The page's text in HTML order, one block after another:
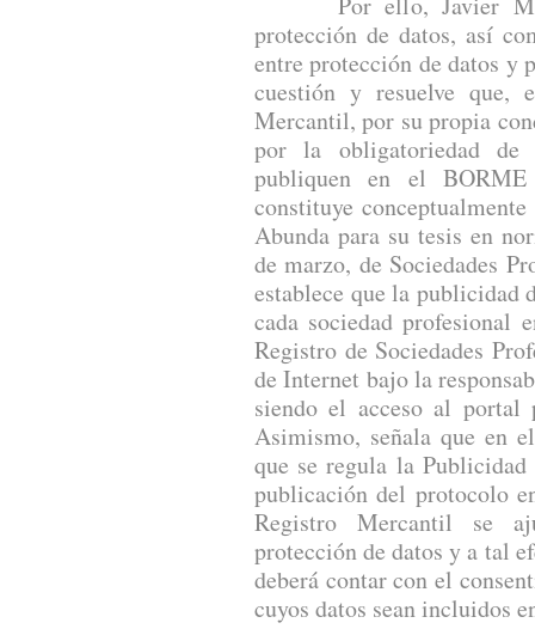
protección de datos, así
entre protección de datos y
cuestión y resuelve que,
Mercantil, por su propia
por la obligatoriedad
publiquen en el
constituye
Abunda para su tesis en
de marzo, de Sociedades
establece que la publicidad
cada sociedad
Registro de Sociedades
de Internet bajo la
siendo el acceso al portal
Asimismo, señala que en
que se regula la
publicación del protocolo
Registro Mercantil se
protección de datos y a tal
deberá contar con el
cuyos datos sean incluidos